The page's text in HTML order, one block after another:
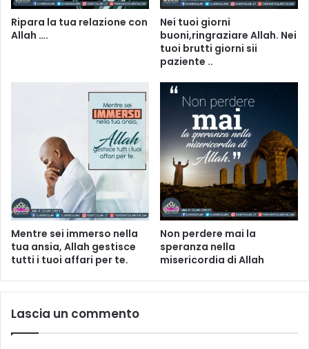
Ripara la tua relazione con
Allah ….
Nei tuoi giorni
buoni,ringraziare Allah. Nei
tuoi brutti giorni sii
paziente ..
Mentre sei immerso nella
tua ansia, Allah gestisce
tutti i tuoi affari per te.
Non perdere mai la
speranza nella
misericordia di Allah
Lascia un commento